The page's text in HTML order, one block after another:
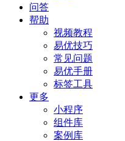
问答
帮助
视频教程
易优技巧
常见问题
易优手册
标签工具
更多
小程序
组件库
案例库